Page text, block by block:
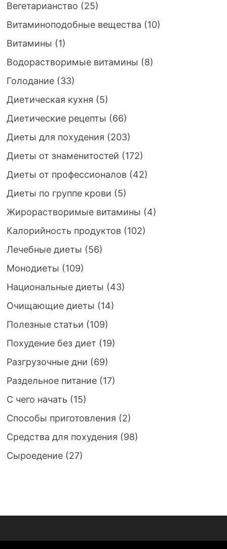
Вегетарианство (25)
Витаминоподобные вещества (10)
Витамины (1)
Водорастворимые витамины (8)
Голодание(33)
Диетическая кухня (5)
Диетические рецепты (66)
Диеты для похудения (203)
Диеты от знаменитостей (172)
Диеты от профессионалов(42)
Диеты по группе крови (5)
Жирорастворимые витамины (4)
Калорийность продуктов(102)
Лечебные диеты (56)
Монодиеты (109)
Национальные диеты (43)
Очищающие диеты (14)
Полезные статьи (109)
Похудение без диет (19)
Разгрузочные дни (69)
Раздельное питание(17)
С чего начать (15)
Способы приготовления (2)
Средства для похудения (98)
Сыроедение(27)